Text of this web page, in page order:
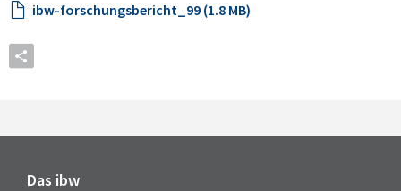
ibw-forschungsbericht_99 (1.8 MB)
Das ibw